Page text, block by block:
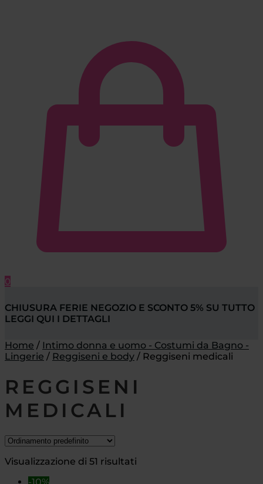
0
CHIUSURA FERIE NEGOZIO E SCONTO 5% SU TUTTO
LEGGI QUI I DETTAGLI
Home / Intimo donna e uomo - Costumi da Bagno -
Lingerie / Reggiseni e body / Reggiseni medicali
REGGISENI
MEDICALI
Visualizzazione di 51 risultati